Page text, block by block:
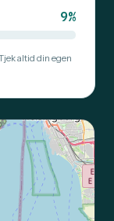
9%
altid din egen